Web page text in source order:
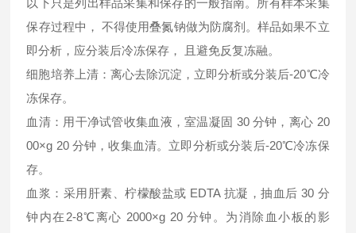
以下只是列出样品采集和保存的一般指南。所有样本采集
保存过程中， 不得使用叠氮钠做为防腐剂。样品如果不立
即分析，应分装后冷冻保存， 且避免反复冻融。
细胞培养上清：离心去除沉淀，立即分析或分装后-20℃冷
冻保存。
血清：用干净试管收集血液，室温凝固 30 分钟，离心 20
00×g 20 分钟，收集血清。立即分析或分装后-20℃冷冻保
存。
血浆：采用肝素、柠檬酸盐或 EDTA 抗凝，抽血后 30 分
钟内在2-8℃离心 2000×g 20 分钟。为消除血小板的影